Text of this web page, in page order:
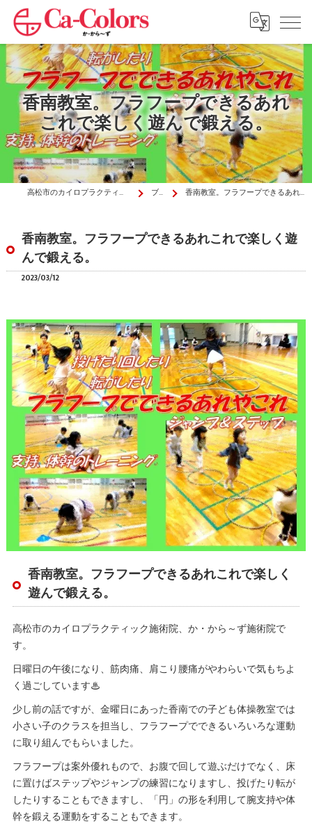
香南教室。フラフープできるあれ
これで楽しく遊んで鍛える。
高松市のカイロプラクティックはか・から～ず施術院 ブログ 香南教室。フラフープできるあれこれで楽しく遊んで鍛える。
香南教室。フラフープできるあれこれで楽しく遊
んで鍛える。
2023/03/12
香南教室。フラフープできるあれこれで楽しく
遊んで鍛える。
高松市のカイロプラクティック施術院、か・から～ず施術院で
す。
日曜日の午後になり、筋肉痛、肩こり腰痛がやわらいで気もちよ
く過ごしています♨
少し前の話ですが、金曜日にあった香南での子ども体操教室では
小さい子のクラスを担当し、フラフープでできるいろいろな運動
に取り組んでもらいました。
フラフープは案外優れもので、お腹で回して遊ぶだけでなく、床
に置けばステップやジャンプの練習になりますし、投げたり転が
したりすることもできますし、「円」の形を利用して腕支持や体
幹を鍛える運動をすることもできます。